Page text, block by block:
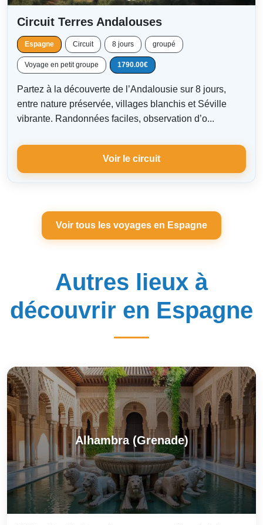
Circuit Terres Andalouses
Espagne Circuit 8 jours groupé
Voyage en petit groupe 1790.00€
Partez à la découverte de l’Andalousie sur 8 jours,
entre nature préservée, villages blanchis et Séville
vibrante. Randonnées faciles, observation d’o...
Voir le circuit
Voir tous les voyages en Espagne
Autres lieux à
découvrir en Espagne
Alhambra (Grenade)